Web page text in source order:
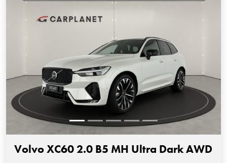
Volvo XC60 2.0 B5 MH Ultra Dark AWD